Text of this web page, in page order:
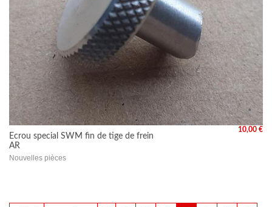
Ecrou special SWM fin de tige de frein
AR
Nouvelles pièces
10,00 €